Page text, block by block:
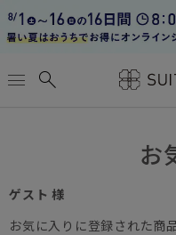
menu search
お
ゲスト 様
お気に入りに登録された商